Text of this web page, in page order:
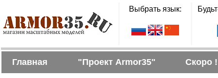
Выбрать язык:
Главная "Проект Armor35" Скоро !